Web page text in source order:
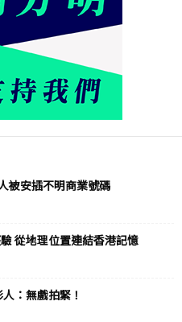
被安插不明商業號碼
從地理位置連結香港記憶
：無戲拍緊！